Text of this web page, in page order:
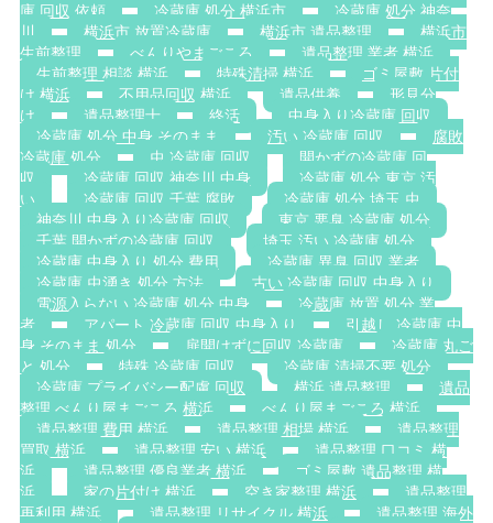
庫 回収 依頼
冷蔵庫 処分 横浜市
冷蔵庫 処分 神奈
川
横浜市 放置冷蔵庫 横浜市 遺品整理
横浜市
生前整理
べんりやまごころ
遺品整理 業者 横浜
生前整理 相談 横浜
特殊清掃 横浜
ゴミ屋敷 片付
け 横浜
不用品回収 横浜 遺品供養
形見分
け
遺品整理士 終活
中身入り冷蔵庫 回収
冷蔵庫 処分 中身 そのまま
汚い 冷蔵庫 回収
腐敗
冷蔵庫 処分
虫 冷蔵庫 回収
開かずの冷蔵庫 回
収
冷蔵庫 回収 神奈川 中身
冷蔵庫 処分 東京 汚
い
冷蔵庫 回収 千葉 腐敗
冷蔵庫 処分 埼玉 虫
神奈川 中身入り冷蔵庫 回収
東京 悪臭 冷蔵庫 処分
千葉 開かずの冷蔵庫 回収
埼玉 汚い 冷蔵庫 処分
冷蔵庫 中身入り 処分 費用
冷蔵庫 異臭 回収 業者
冷蔵庫 虫湧き 処分 方法
古い 冷蔵庫 回収 中身入り
電源入らない 冷蔵庫 処分 中身
冷蔵庫 放置 処分 業
者
アパート 冷蔵庫 回収 中身入り
引越し 冷蔵庫 中
身 そのまま 処分
扉開けずに回収 冷蔵庫
冷蔵庫 丸ご
と 処分
特殊 冷蔵庫 回収
冷蔵庫 清掃不要 処分
冷蔵庫 プライバシー配慮 回収
横浜 遺品整理
遺品
整理 べんり屋まごころ 横浜
べんり屋まごころ 横浜
遺品整理 費用 横浜
遺品整理 相場 横浜
遺品整理
買取 横浜
遺品整理 安い 横浜
遺品整理 口コミ 横
浜
遺品整理 優良業者 横浜
ゴミ屋敷 遺品整理 横
浜
家の片付け 横浜 空き家整理 横浜
遺品整理
再利用 横浜
遺品整理 リサイクル 横浜
遺品整理 海外